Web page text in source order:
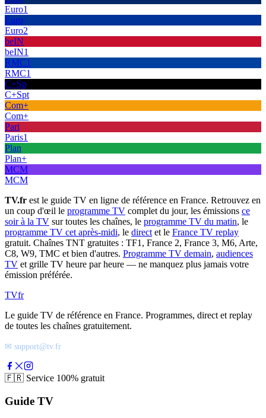
Euro1
Euro
Euro2
beIN
beIN1
RMC1
RMC1
C+Sp
C+Spt
Com+
Com+
Pari
Paris1
Plan
Plan+
MCM
MCM
TV.fr est le guide TV en ligne de référence en France. Retrouvez en
un coup d'œil le programme TV complet du jour, les émissions ce
soir à la TV sur toutes les chaînes, le programme TV du matin, le
programme TV cet après-midi, le direct et le France TV replay
gratuit. Chaînes TNT gratuites : TF1, France 2, France 3, M6, Arte,
C8, W9, TMC et bien d'autres. Programme TV demain, audiences
TV et grille TV heure par heure — ne manquez plus jamais votre
émission préférée.
TVfr
Le guide TV de référence en France. Programmes, direct et replay
de toutes les chaînes gratuitement.
✉ support@tv.fr
🇫🇷 Service 100% gratuit
Guide TV